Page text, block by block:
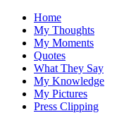
Home
My Thoughts
My Moments
Quotes
What They Say
My Knowledge
My Pictures
Press Clipping